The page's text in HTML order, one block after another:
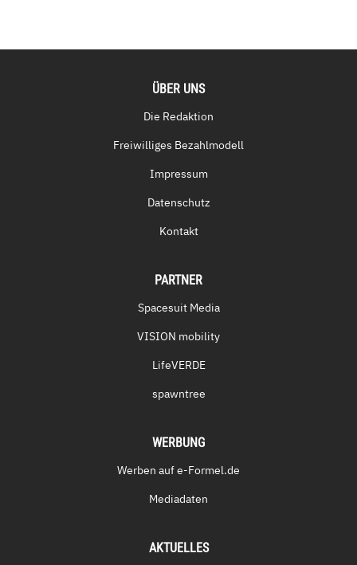
ÜBER UNS
Die Redaktion
Freiwilliges Bezahlmodell
Impressum
Datenschutz
Kontakt
PARTNER
Spacesuit Media
VISION mobility
LifeVERDE
spawntree
WERBUNG
Werben auf e-Formel.de
Mediadaten
AKTUELLES